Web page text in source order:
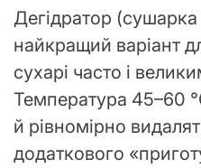
Дегідратор
найкращий варіант
сухарі часто і
Температура 45–60
й рівномірно
додаткового